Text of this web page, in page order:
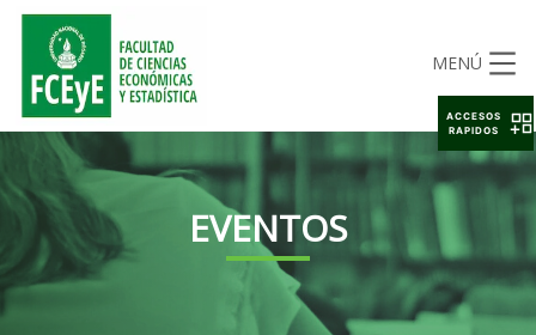
MENÚ
EVENTOS
ACCESOS
RAPIDOS